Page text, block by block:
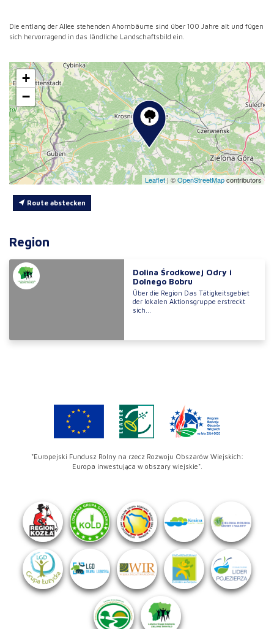
Die entlang der Allee stehenden Ahornbäume sind über 100 Jahre alt und fügen
sich hervorragend in das ländliche Landschaftsbild ein.
+
−
Leaflet | ©OpenStreetMapcontributors
Route abstecken
Region
Dolina Środkowej Odry i
Dolnego Bobru
Über die Region Das Tätigkeitsgebiet
der lokalen Aktionsgruppe erstreckt
sich...
"Europejski Fundusz Rolny na rzecz Rozwoju Obszarów Wiejskich:
Europa inwestująca w obszary wiejskie".